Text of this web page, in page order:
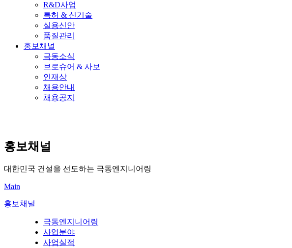
R&D사업
특허 & 신기술
실용신안
품질관리
홍보채널
극동소식
브로슈어 & 사보
인재상
채용안내
채용공지
홍보채널
대한민국 건설을 선도하는 극동엔지니어링
Main
홍보채널
극동엔지니어링
사업분야
사업실적